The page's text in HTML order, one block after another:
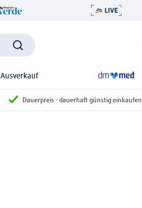
Ausverkauf
Dauerpreis - dauerhaft günstig einkaufen